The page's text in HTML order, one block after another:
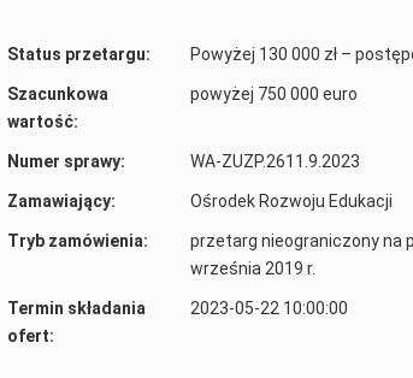
Status przetargu: Powyżej 130 000 zł –
Szacunkowa
wartość:
powyżej 750 000 euro
Numer sprawy: WA-ZUZP.2611.9.2023
Zamawiający: Ośrodek Rozwoju Edukacji
Tryb zamówienia:
przetarg nieograniczony na
września 2019 r.
Termin składania
ofert:
2023-05-22 10:00:00